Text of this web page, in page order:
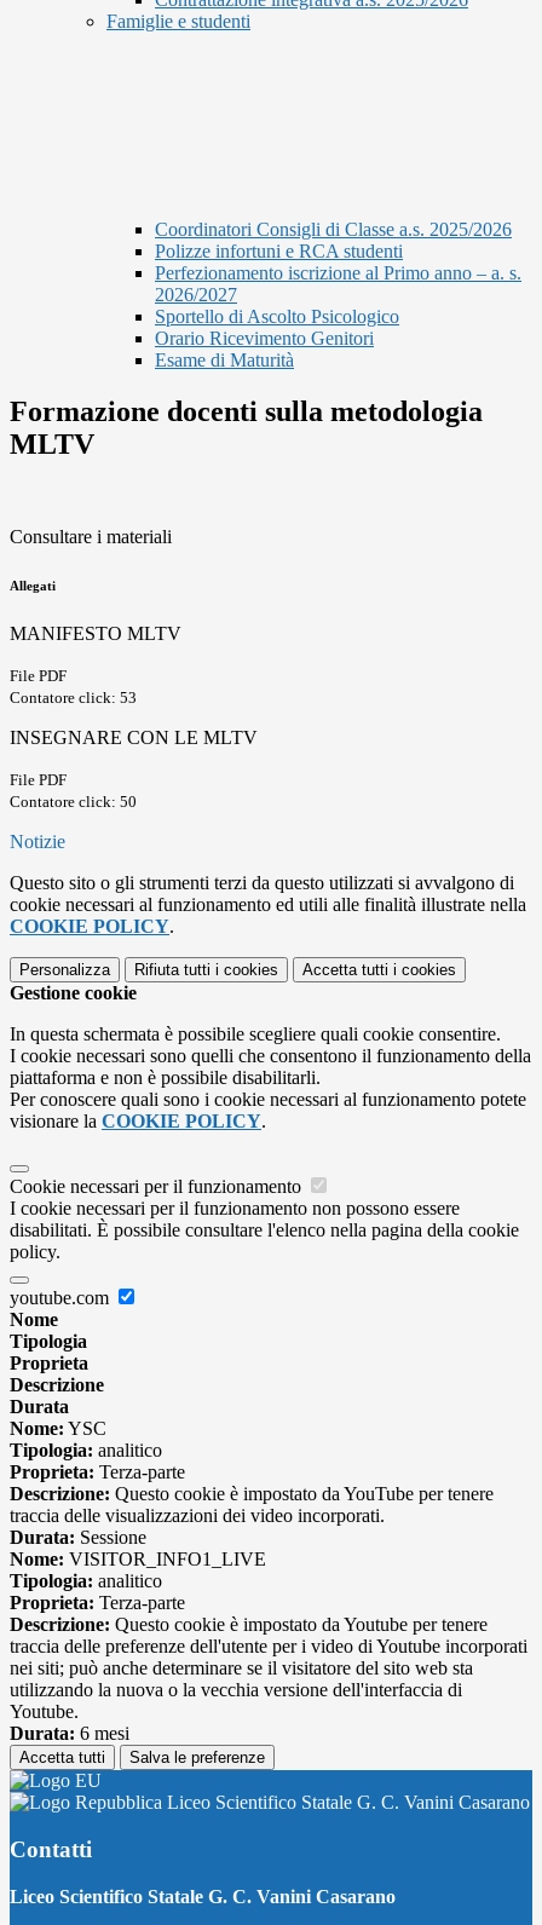
Famiglie e studenti
Coordinatori Consigli di Classe a.s. 2025/2026
Polizze infortuni e RCA studenti
Perfezionamento iscrizione al Primo anno – a. s.
2026/2027
Sportello di Ascolto Psicologico
Orario Ricevimento Genitori
Esame di Maturità
Formazione docenti sulla metodologia
MLTV
Consultare i materiali
Allegati
MANIFESTO MLTV
File PDF
Contatore click: 53
INSEGNARE CON LE MLTV
File PDF
Contatore click: 50
Notizie
Questo sito o gli strumenti terzi da questo utilizzati si avvalgono di
cookie necessari al funzionamento ed utili alle finalità illustrate nella
COOKIE POLICY.
Personalizza Rifiuta tutti i cookies Accetta tutti i cookies
Gestione cookie
In questa schermata è possibile scegliere quali cookie consentire.
I cookie necessari sono quelli che consentono il funzionamento della
piattaforma e non è possibile disabilitarli.
Per conoscere quali sono i cookie necessari al funzionamento potete
visionare la COOKIE POLICY.
Cookie necessari per il funzionamento
I cookie necessari per il funzionamento non possono essere
disabilitati. È possibile consultare l'elenco nella pagina della cookie
policy.
youtube.com
Nome
Tipologia
Proprieta
Descrizione
Durata
Nome: YSC
Tipologia: analitico
Proprieta: Terza-parte
Descrizione: Questo cookie è impostato da YouTube per tenere
traccia delle visualizzazioni dei video incorporati.
Durata: Sessione
Nome: VISITOR_INFO1_LIVE
Tipologia: analitico
Proprieta: Terza-parte
Descrizione: Questo cookie è impostato da Youtube per tenere
traccia delle preferenze dell'utente per i video di Youtube incorporati
nei siti; può anche determinare se il visitatore del sito web sta
utilizzando la nuova o la vecchia versione dell'interfaccia di
Youtube.
Durata: 6 mesi
Accetta tutti Salva le preferenze
Liceo Scientifico Statale G. C. Vanini Casarano
Contatti
Liceo Scientifico Statale G. C. Vanini Casarano